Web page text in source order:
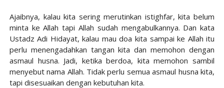
Ajaibnya, kalau kita sering merutinkan istighfar, kita belum
minta ke Allah tapi Allah sudah mengabulkannya. Dan kata
Ustadz Adi Hidayat, kalau mau doa kita sampai ke Allah itu
perlu menengadahkan tangan kita dan memohon dengan
asmaul husna. Jadi, ketika berdoa, kita memohon sambil
menyebut nama Allah. Tidak perlu semua asmaul husna kita,
tapi disesuaikan dengan kebutuhan kita.